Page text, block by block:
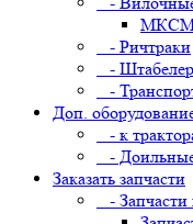
- Ричтраки
-
-
Доп.
- к
-
Заказать запчасти
- Запчасти